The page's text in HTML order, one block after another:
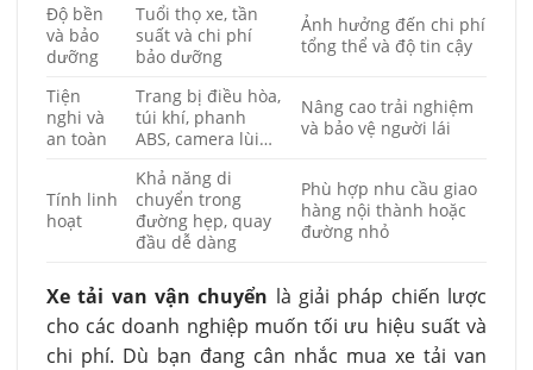
Độ bền
và bảo
dưỡng
Tuổi thọ xe, tần
suất và chi phí
bảo dưỡng
Ảnh hưởng đến chi phí
tổng thể và độ tin cậy
Tiện
nghi và
an toàn
Trang bị điều hòa,
túi khí, phanh
ABS, camera lùi…
Nâng cao trải nghiệm
và bảo vệ người lái
Tính linh
hoạt
Khả năng di
chuyển trong
đường hẹp, quay
đầu dễ dàng
Phù hợp nhu cầu giao
hàng nội thành hoặc
đường nhỏ
Xe tải van vận chuyển là giải pháp chiến lược
cho các doanh nghiệp muốn tối ưu hiệu suất và
chi phí. Dù bạn đang cân nhắc mua xe tải van